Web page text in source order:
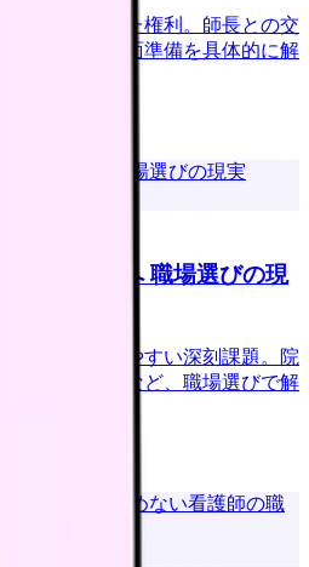
で定められた権利。師長との交
伝え方・書面準備を具体的に解
る看護師へ 職場選びの現
き金になりやすい深刻課題。院
日勤のみ職場など、職場選びで解